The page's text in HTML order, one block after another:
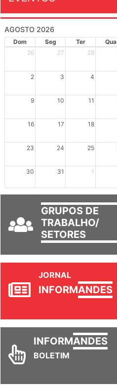
AGOSTO 2026
Dom Seg Ter Qua
26
27 28
2 3 4
9 10 11
16 17 18
23 24 25
30 31 1
GRUPOS DE
TRABALHO/
SETORES
JORNAL
INFORMANDES
INFORMANDES
BOLETIM